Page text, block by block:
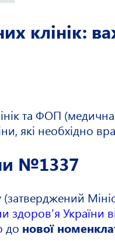
клінік:
та ФОП
які необхідно
№1337
(затверджений
здоров'я
до нової